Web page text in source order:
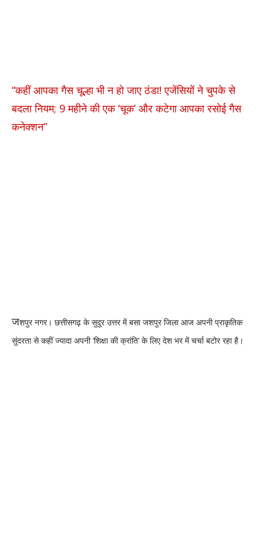
“कहीं आपका गैस चूल्हा भी न हो जाए ठंडा! एजेंसियों ने चुपके से
बदला नियम; 9 महीने की एक ‘चूक’ और कटेगा आपका रसोई गैस
कनेक्शन”
​जशपुर नगर। छत्तीसगढ़ के सुदूर उत्तर में बसा जशपुर जिला आज अपनी प्राकृतिक
सुंदरता से कहीं ज्यादा अपनी ‘शिक्षा की क्रांति’ के लिए देश भर में चर्चा बटोर रहा है।